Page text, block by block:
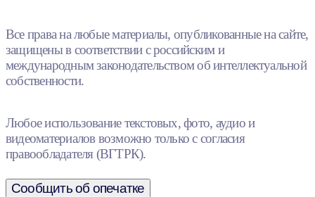
Все права на любые материалы, опубликованные на сайте,
защищены в соответствии с российским и
международным законодательством об интеллектуальной
собственности.
Любое использование текстовых, фото, аудио и
видеоматериалов возможно только с согласия
правообладателя (ВГТРК).
Сообщить об опечатке